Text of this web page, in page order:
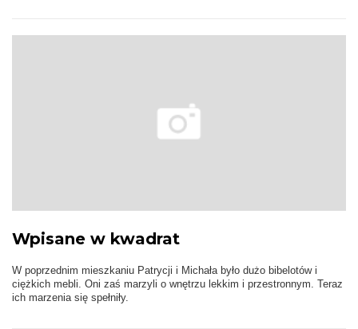
Wpisane w kwadrat
W poprzednim mieszkaniu Patrycji i Michała było dużo bibelotów i
ciężkich mebli. Oni zaś marzyli o wnętrzu lekkim i przestronnym. Teraz
ich marzenia się spełniły.